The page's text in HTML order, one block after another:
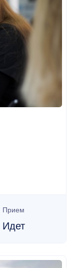
Прием
Идет